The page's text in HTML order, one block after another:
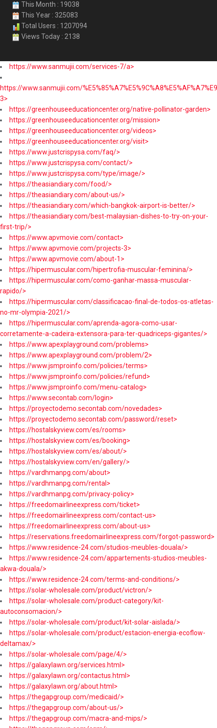
This Month : 19038
This Year : 325083
Total Users : 1207094
Views Today : 2138
https://www.sanmujii.com/services-7/a>
https://www.sanmujii.com/
3>
https://greenhouseeducationcenter.org/native-pollinator-garden>
https://greenhouseeducationcenter.org/mission>
https://greenhouseeducationcenter.org/videos>
https://greenhouseeducationcenter.org/visit>
https://www.justcrispysa.com/faq/>
https://www.justcrispysa.com/contact/>
https://www.justcrispysa.com/type/image/>
https://theasiandiary.com/food/>
https://theasiandiary.com/about-us/>
https://theasiandiary.com/which-bangkok-airport-is-better/>
https://theasiandiary.com/best-malaysian-dishes-to-try-on-your-
first-trip/>
https://www.apvmovie.com/contact>
https://www.apvmovie.com/projects-3>
https://www.apvmovie.com/about-1>
https://hipermuscular.com/hipertrofia-muscular-feminina/>
https://hipermuscular.com/como-ganhar-massa-muscular-
rapido/>
https://hipermuscular.com/classificacao-final-de-todos-os-atletas-
no-mr-olympia-2021/>
https://hipermuscular.com/aprenda-agora-como-usar-
corretamente-a-cadeira-extensora-para-ter-quadriceps-gigantes/>
https://www.apexplayground.com/problems>
https://www.apexplayground.com/problem/2>
https://www.jsmproinfo.com/policies/terms>
https://www.jsmproinfo.com/policies/refund>
https://www.jsmproinfo.com/menu-catalog>
https://www.secontab.com/login>
https://proyectodemo.secontab.com/novedades>
https://proyectodemo.secontab.com/password/reset>
https://hostalskyview.com/es/rooms>
https://hostalskyview.com/es/booking>
https://hostalskyview.com/es/about/>
https://hostalskyview.com/en/gallery/>
https://vardhmanpg.com/about>
https://vardhmanpg.com/rental>
https://vardhmanpg.com/privacy-policy>
https://freedomairlineexpress.com/ticket>
https://freedomairlineexpress.com/contact-us>
https://freedomairlineexpress.com/about-us>
https://reservations.freedomairlineexpress.com/forgot-password>
https://www.residence-24.com/studios-meubles-douala/>
https://www.residence-24.com/appartements-studios-meubles-
akwa-douala/>
https://www.residence-24.com/terms-and-conditions/>
https://solar-wholesale.com/product/victron/>
https://solar-wholesale.com/product-category/kit-
autoconsomacion/>
https://solar-wholesale.com/product/kit-solar-aislada/>
https://solar-wholesale.com/product/estacion-energia-ecoflow-
deltamax/>
https://solar-wholesale.com/page/4/>
https://galaxylawn.org/services.html>
https://galaxylawn.org/contactus.html>
https://galaxylawn.org/about.html>
https://thegapgroup.com/medicaid/>
https://thegapgroup.com/about-us/>
https://thegapgroup.com/macra-and-mips/>